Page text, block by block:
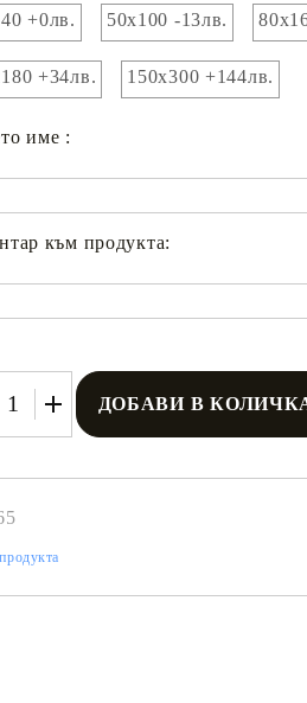
+0лв. 50х100 -13лв.
+34лв. 150х300 +144лв.
име :
към продукта: